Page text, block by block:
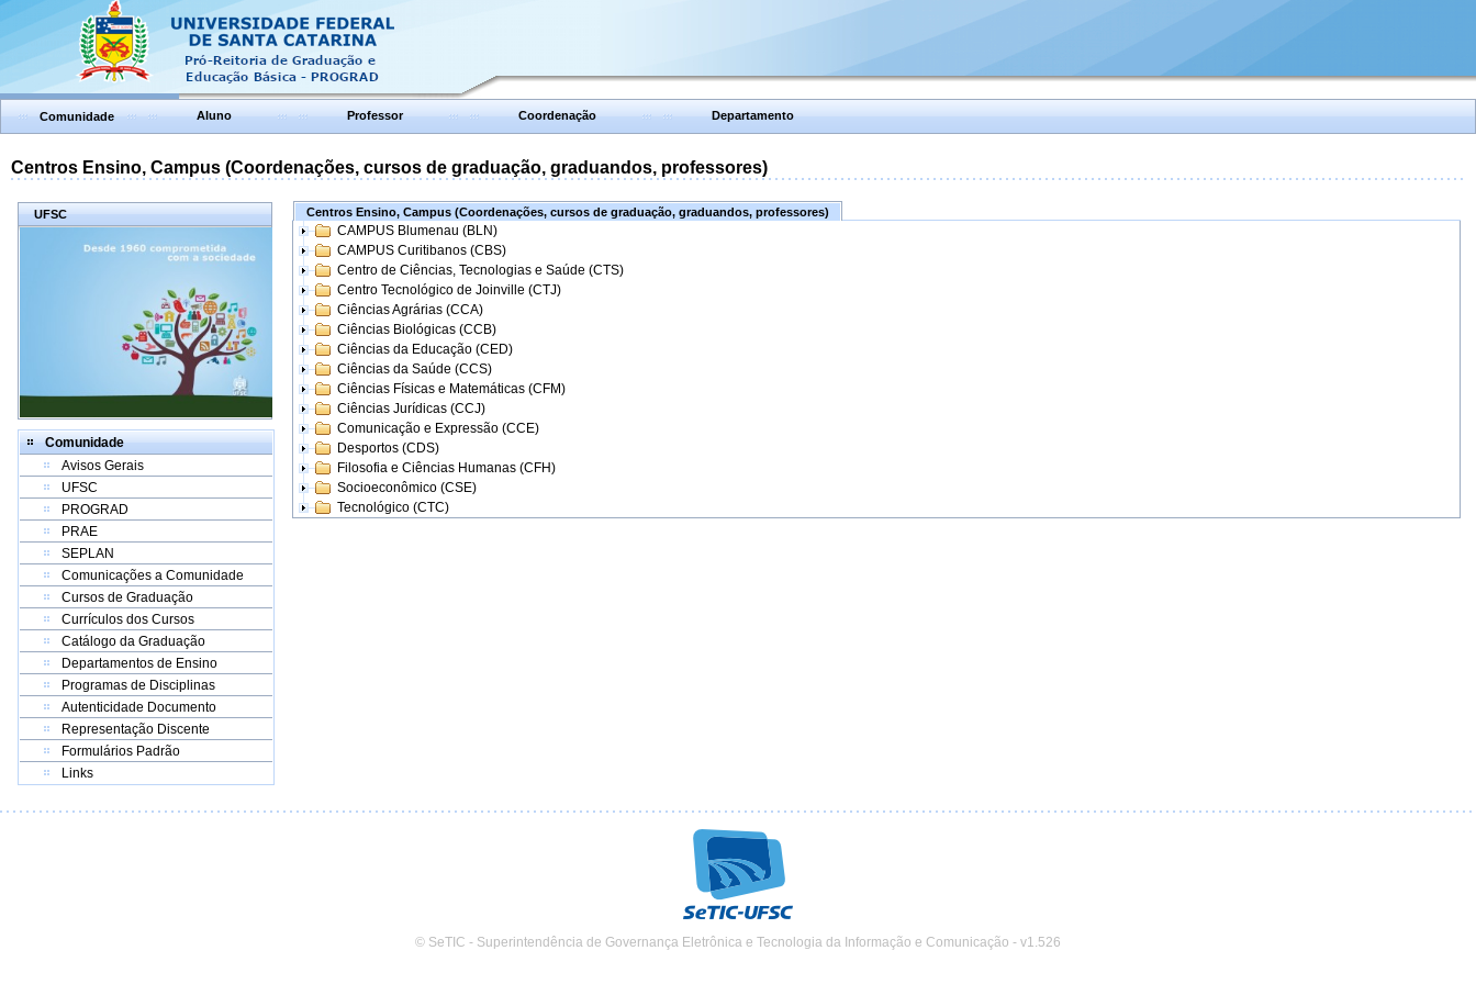
Comunidade Aluno Professor Coordenação Departamento
Centros Ensino, Campus (Coordenações, cursos de graduação, graduandos, professores)
UFSC
Comunidade
Avisos Gerais
UFSC
PROGRAD
PRAE
SEPLAN
Comunicações a Comunidade
Cursos de Graduação
Currículos dos Cursos
Catálogo da Graduação
Departamentos de Ensino
Programas de Disciplinas
Autenticidade Documento
Representação Discente
Formulários Padrão
Links
Centros Ensino, Campus (Coordenações, cursos de graduação, graduandos, professores)
CAMPUS Blumenau (BLN)
CAMPUS Curitibanos (CBS)
Centro de Ciências, Tecnologias e Saúde (CTS)
Centro Tecnológico de Joinville (CTJ)
Ciências Agrárias (CCA)
Ciências Biológicas (CCB)
Ciências da Educação (CED)
Ciências da Saúde (CCS)
Ciências Físicas e Matemáticas (CFM)
Ciências Jurídicas (CCJ)
Comunicação e Expressão (CCE)
Desportos (CDS)
Filosofia e Ciências Humanas (CFH)
Socioeconômico (CSE)
Tecnológico (CTC)
© SeTIC - Superintendência de Governança Eletrônica e Tecnologia da Informação e Comunicação - v1.526